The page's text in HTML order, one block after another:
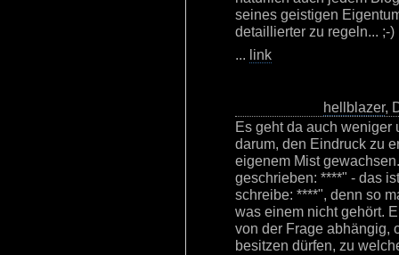
seines geistigen
detaillierter zu regeln... ;-)
... link
hellblazer,
Es geht da auch weniger
darum, den Eindruck zu
eigenem Mist
geschrieben: ****" - das
schreibe: ****", denn so
was einem nicht gehört.
von der Frage abhängig,
besitzen dürfen, zu